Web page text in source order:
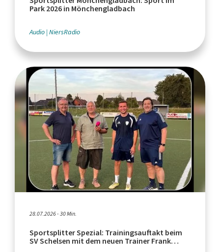
Park 2026 in Mönchengladbach
Audio NiersRadio
28.07.2026 - 30 Min.
Sportsplitter Spezial: Trainingsauftakt beim
SV Schelsen mit dem neuen Trainer Frank